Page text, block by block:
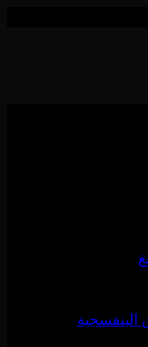
البنفسجية